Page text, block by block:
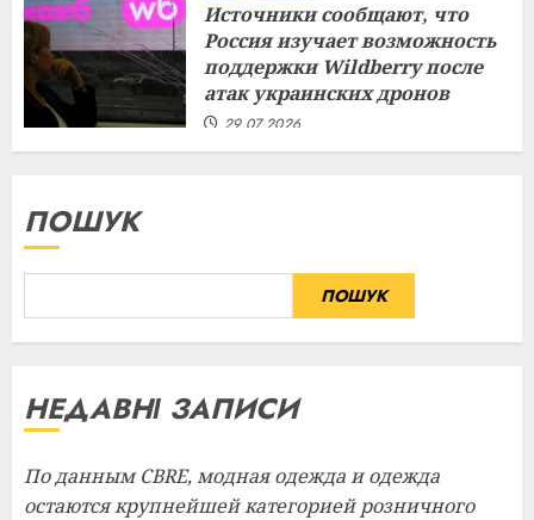
Источники сообщают, что
Россия изучает возможность
поддержки Wildberry после
атак украинских дронов
29.07.2026
ПОШУК
ПОШУК
НЕДАВНІ ЗАПИСИ
По данным CBRE, модная одежда и одежда
остаются крупнейшей категорией розничного